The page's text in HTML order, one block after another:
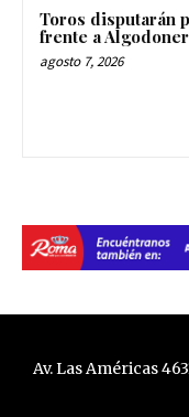
Toros disputarán
frente a
agosto 7, 2026
Av. Las Américas